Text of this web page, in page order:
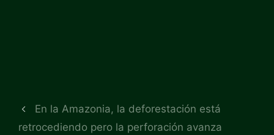
En la Amazonia, la deforestación está
retrocediendo pero la perforación avanza